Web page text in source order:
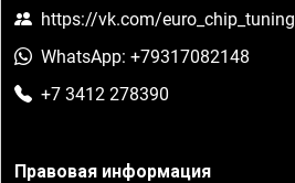
https://vk.com/euro_chip_tuning
WhatsApp: +79317082148
+7 3412 278390
Правовая информация